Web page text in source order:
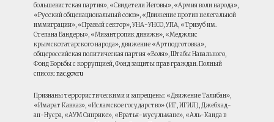
большевистская партия», «Свидетели Иеговы», «Армия воли народа»,
«Русский общенациональный союз», «Движение против нелегальной
иммиграции», «Правый сектор», УНА-УНСО, УПА, «Тризуб им.
Степана Бандеры», «Мизантропик дивижн», «Меджлис
крымскотатарского народа», движение «Артподготовка»,
общероссийская политическая партия «Воля», Штабы Навального,
Фонд Борьбы с коррупцией, Фонд защиты прав граждан. Полный
список:nac.gov.ru
Признаны террористическими и запрещены: «Движение Талибан»,
«Имарат Кавказ», «Исламское государство» (ИГ, ИГИЛ), Джебхад-
ан-Нусра, «АУМ Синрике», «Братья-мусульмане», «Аль-Каида в